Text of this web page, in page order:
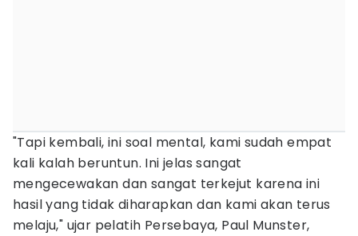
"Tapi kembali, ini soal mental, kami sudah empat
kali kalah beruntun. Ini jelas sangat
mengecewakan dan sangat terkejut karena ini
hasil yang tidak diharapkan dan kami akan terus
melaju," ujar pelatih Persebaya, Paul Munster,